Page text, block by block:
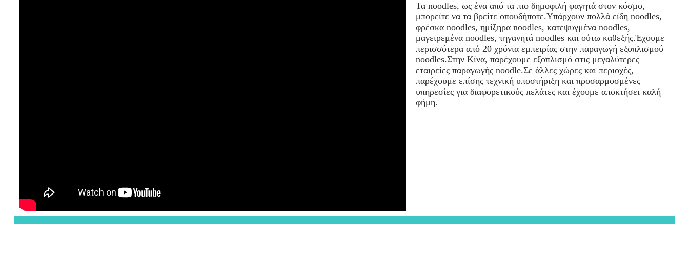
Τα noodles, ως ένα από τα πιο δημοφιλή φαγητά στον κόσμο,
μπορείτε να τα βρείτε οπουδήποτε.Υπάρχουν πολλά είδη noodles,
φρέσκα noodles, ημίξηρα noodles, κατεψυγμένα noodles,
μαγειρεμένα noodles, τηγανητά noodles και ούτω καθεξής.Έχουμε
περισσότερα από 20 χρόνια εμπειρίας στην παραγωγή εξοπλισμού
noodles.Στην Κίνα, παρέχουμε εξοπλισμό στις μεγαλύτερες
εταιρείες παραγωγής noodle.Σε άλλες χώρες και περιοχές,
παρέχουμε επίσης τεχνική υποστήριξη και προσαρμοσμένες
υπηρεσίες για διαφορετικούς πελάτες και έχουμε αποκτήσει καλή
φήμη.